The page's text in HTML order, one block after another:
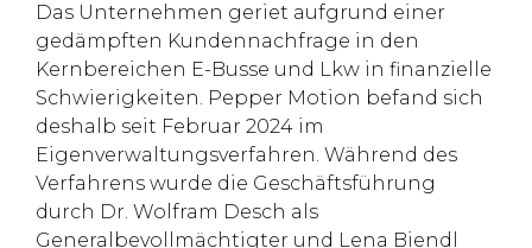
Das Unternehmen geriet aufgrund einer
gedämpften Kundennachfrage in den
Kernbereichen E-Busse und Lkw in finanzielle
Schwierigkeiten. Pepper Motion befand sich
deshalb seit Februar 2024 im
Eigenverwaltungsverfahren. Während des
Verfahrens wurde die Geschäftsführung
durch Dr. Wolfram Desch als
Generalbevollmächtigter und Lena Biendl